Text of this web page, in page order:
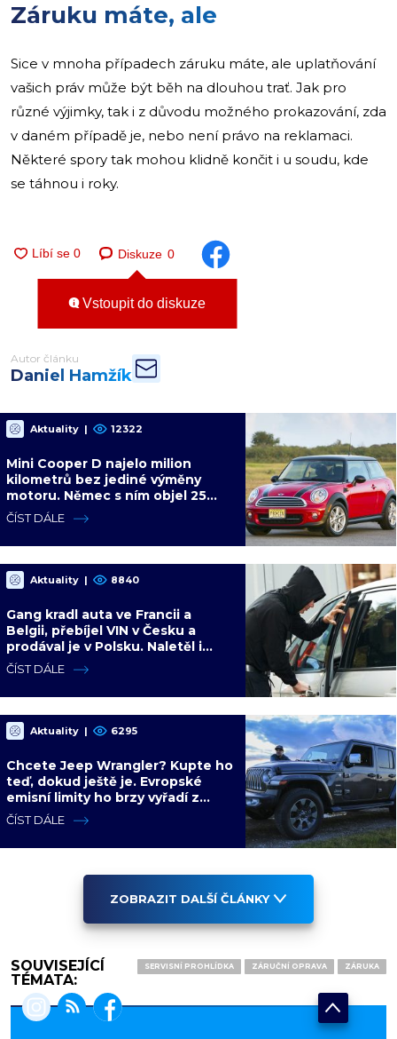
Záruku máte, ale
Sice v mnoha případech záruku máte, ale uplatňování
vašich práv může být běh na dlouhou trať. Jak pro
různé výjimky, tak i z důvodu možného prokazování, zda
v daném případě je, nebo není právo na reklamaci.
Některé spory tak mohou klidně končit i u soudu, kde
se táhnou i roky.
Diskuze 0
Vstoupit do diskuze
Autor článku
Daniel Hamžík
Aktuality | 12322
Mini Cooper D najelo milion
kilometrů bez jediné výměny
motoru. Němec s ním objel 25
zemí a míří na další milion
ČÍST DÁLE
Aktuality | 8840
Gang kradl auta ve Francii a
Belgii, přebíjel VIN v Česku a
prodával je v Polsku. Naletěl i
polský vicepremiér
ČÍST DÁLE
Aktuality | 6295
Chcete Jeep Wrangler? Kupte ho
teď, dokud ještě je. Evropské
emisní limity ho brzy vyřadí z
nabídky nadobro
ČÍST DÁLE
ZOBRAZIT DALŠÍ ČLÁNKY
SOUVISEJÍCÍ
TÉMATA:
SERVISNÍ PROHLÍDKA ZÁRUČNÍ OPRAVA ZÁRUKA